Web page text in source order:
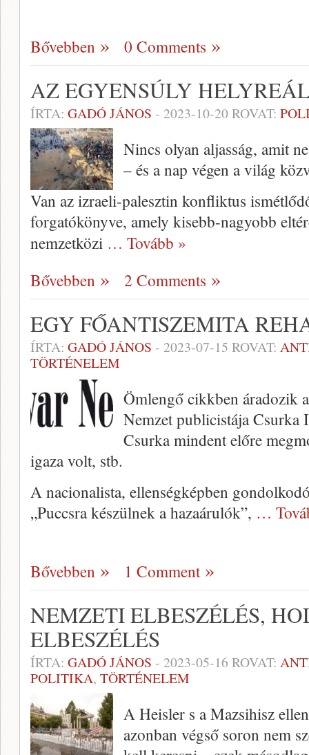
Bővebben 0 Comments
AZ EGYENSÚLY
ÍRTA: GADÓ JÁNOS - 2023-10-20ROVAT:
Nincs olyan aljasság, amit
– és a nap végen a világ
Van az izraeli-palesztin konfliktus
forgatókönyve, amely kisebb-nagyobb
nemzetközi … Tovább »
Bővebben
2 Comments
EGY FŐANTISZEMITA
ÍRTA: GADÓ JÁNOS - 2023-07-15 ROVAT:
TÖRTÉNELEM
Ömlengő cikkben áradozik
Nemzet publicistája Csurka
Csurka mindent előre
igaza volt, stb.
A nacionalista, ellenségképben
„Puccsra készülnek a hazaárulók”, …
Bővebben 1 Comment
NEMZETI ELBESZÉLÉS,
ELBESZÉLÉS
ÍRTA: GADÓ JÁNOS - 2023-05-16 ROVAT:
POLITIKA, TÖRTÉNELEM
A Heisler s a Mazsihisz
azonban végső soron nem